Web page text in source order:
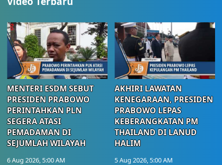
MENTERI ESDM SEBUT
PRESIDEN PRABOWO
PERINTAHKAN PLN
SEGERA ATASI
PEMADAMAN DI
SEJUMLAH WILAYAH
6 Aug 2026, 5:00 AM
AKHIRI LAWATAN
KENEGARAAN, PRESIDEN
PRABOWO LEPAS
KEBERANGKATAN PM
THAILAND DI LANUD
HALIM
5 Aug 2026, 5:00 AM